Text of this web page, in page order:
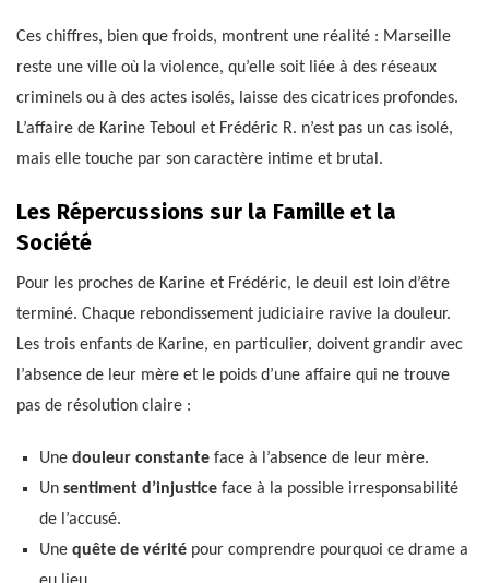
Ces chiffres, bien que froids, montrent une réalité : Marseille
reste une ville où la violence, qu’elle soit liée à des réseaux
criminels ou à des actes isolés, laisse des cicatrices profondes.
L’affaire de Karine Teboul et Frédéric R. n’est pas un cas isolé,
mais elle touche par son caractère intime et brutal.
Les Répercussions sur la Famille et la
Société
Pour les proches de Karine et Frédéric, le deuil est loin d’être
terminé. Chaque rebondissement judiciaire ravive la douleur.
Les trois enfants de Karine, en particulier, doivent grandir avec
l’absence de leur mère et le poids d’une affaire qui ne trouve
pas de résolution claire :
Une douleur constanteface à l’absence de leur mère.
Un sentiment d’injusticeface à la possible irresponsabilité
de l’accusé.
Une quête de véritépour comprendre pourquoi ce drame a